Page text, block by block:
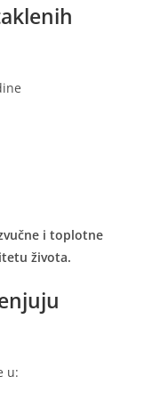
i toplotne
života.
u: